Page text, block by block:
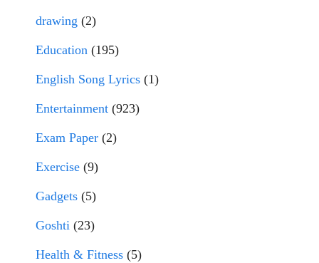
drawing (2)
Education (195)
English Song Lyrics (1)
Entertainment (923)
Exam Paper (2)
Exercise (9)
Gadgets (5)
Goshti (23)
Health & Fitness (5)